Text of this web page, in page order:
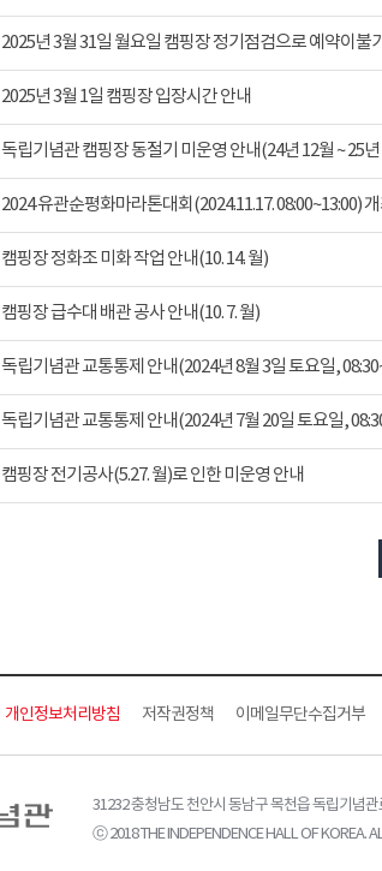
2025년 3월 31일 월요일 캠핑장 정기점검으로 예약이불
2025년 3월 1일 캠핑장 입장시간 안내
독립기념관 캠핑장 동절기 미운영 안내(24년 12월 ~ 25
2024 유관순평화마라톤대회(2024.11.17. 08:00~13:00)
캠핑장 정화조 미화 작업 안내(10. 14. 월)
캠핑장 급수대 배관 공사 안내(10. 7. 월)
독립기념관 교통통제 안내(2024년 8월 3일 토요일,
독립기념관 교통통제 안내(2024년 7월 20일 토요일,
캠핑장 전기공사(5.27. 월)로 인한 미운영 안내
개인정보처리방침 저작권정책 이메일무단수집거부
31232 충청남도 천안시 동남구 목천읍 독립기념관
ⓒ 2018 THE INDEPENDENCE HALL OF KOREA.